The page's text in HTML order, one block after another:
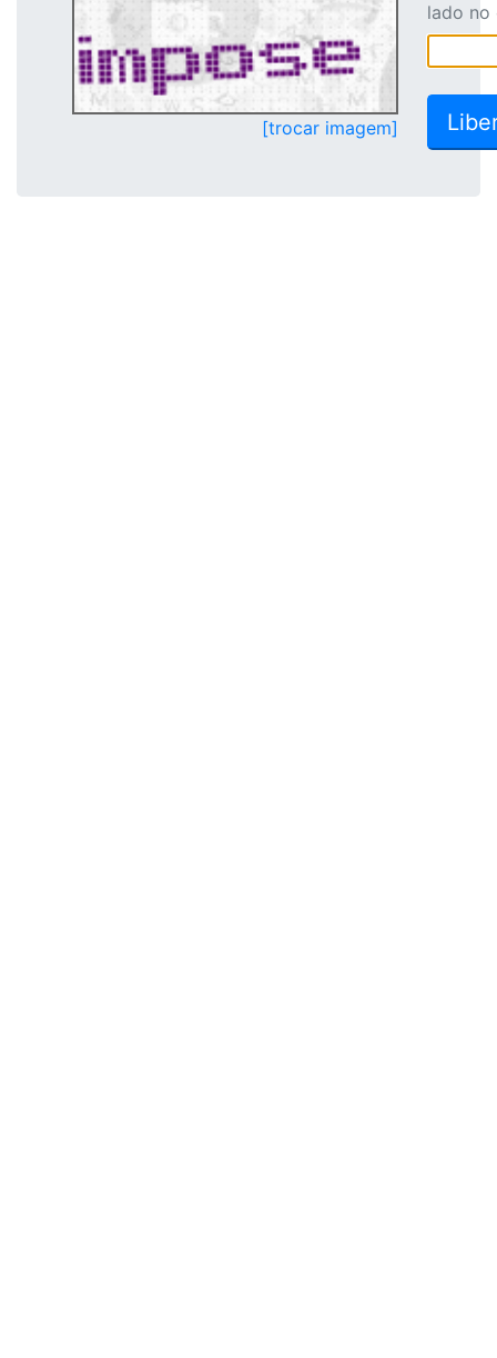
[trocar imagem]
lado no